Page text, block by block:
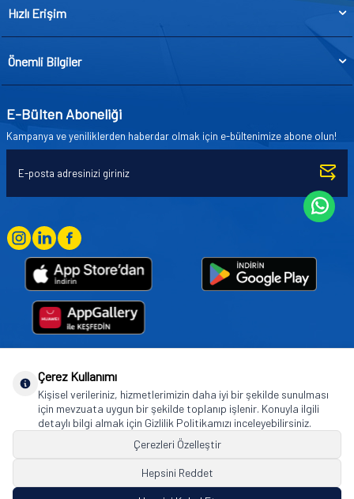
Hızlı Erişim
Önemli Bilgiler
E-Bülten Aboneliği
Kampanya ve yeniliklerden haberdar olmak için e-bültenimize abone olun!
Goodyear (and Winged Foot Design) are trademarks of or licensed to The Goodyear
Tire & Rubber Company used under license by Basbug Group Company,
Istanbul/Türkiye. © 2026 The Goodyear Tire & Rubber Company.
Çerez Kullanımı
Kişisel verileriniz, hizmetlerimizin daha iyi bir şekilde sunulması
için mevzuata uygun bir şekilde toplanıp işlenir. Konuyla ilgili
detaylı bilgi almak için Gizlilik Politikamızı inceleyebilirsiniz.
Çerezleri Özelleştir
Hepsini Reddet